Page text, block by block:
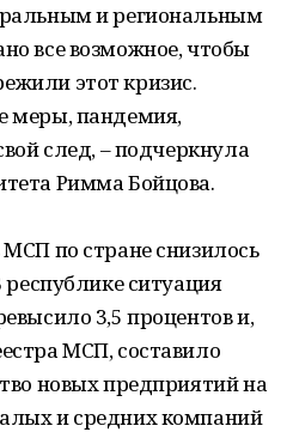
и региональным
все возможное, чтобы
этот кризис.
меры, пандемия,
след, – подчеркнула
Римма Бойцова.
по стране снизилось
ситуация
3,5 процентов и,
МСП, составило
новых предприятий на
и средних компаний